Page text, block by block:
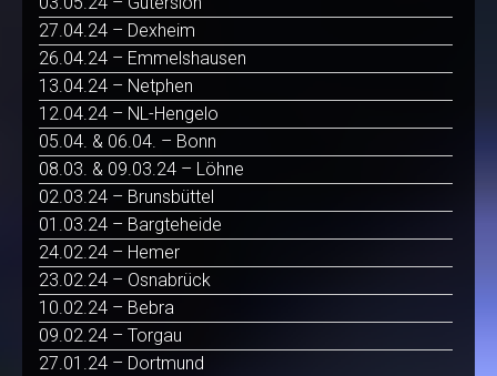
27.04.24 – Dexheim
26.04.24 – Emmelshausen
13.04.24 – Netphen
12.04.24 – NL-Hengelo
05.04. & 06.04. – Bonn
08.03. & 09.03.24 – Löhne
02.03.24 – Brunsbüttel
01.03.24 – Bargteheide
24.02.24 – Hemer
23.02.24 – Osnabrück
10.02.24 – Bebra
09.02.24 – Torgau
27.01.24 – Dortmund